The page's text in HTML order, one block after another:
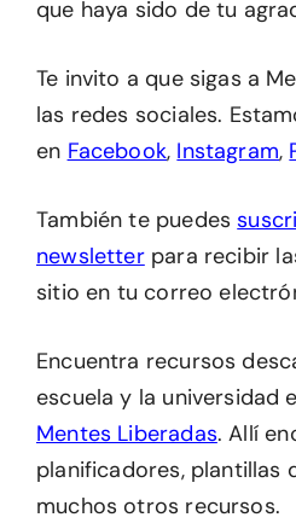
que haya sido de tu
Te invito a que sigas a
las redes sociales.
en Facebook, Instagram,
También te puedes
newsletterpara recibir
sitio en tu correo
Encuentra recursos
escuela y la universidad
Mentes Liberadas. Allí
planificadores, plantillas
muchos otros recursos.